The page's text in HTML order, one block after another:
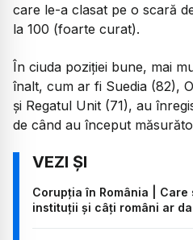
care le-a clasat pe o scară
la 100 (foarte curat).
În ciuda poziției bune, mai
înalt, cum ar fi Suedia (82),
și Regatul Unit (71), au
de când au început
Corupția în România |
instituții și câți români ar